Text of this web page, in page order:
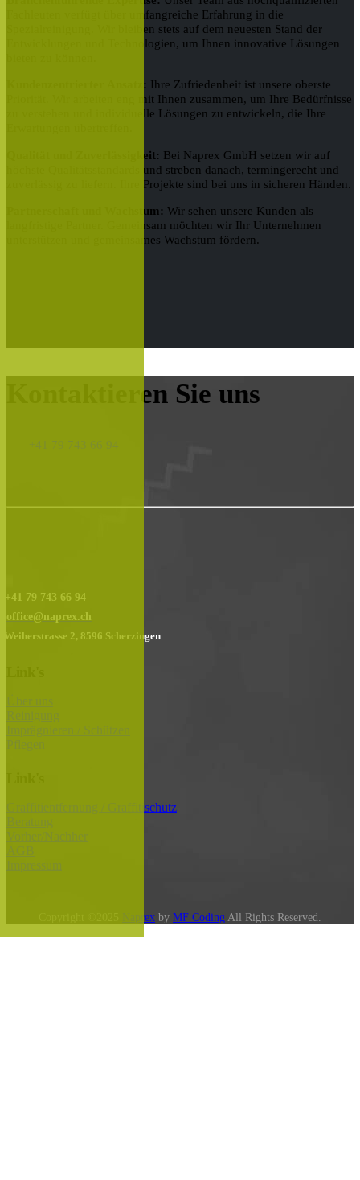
Fachleuten verfügt über umfangreiche Erfahrung in die
Spezialreinigung. Wir bleiben stets auf dem neuesten Stand der
Entwicklungen und Technologien, um Ihnen innovative Lösungen
Kundenzentrierter Ansatz: Ihre Zufriedenheit ist unsere oberste
Priorität. Wir arbeiten eng mit Ihnen zusammen, um Ihre Bedürfnisse
zu verstehen und individuelle Lösungen zu entwickeln, die Ihre
Qualität und Zuverlässigkeit: Bei Naprex GmbH setzen wir auf
höchste Qualitätsstandards und streben danach, termingerecht und
zuverlässig zu liefern. Ihre Projekte sind bei uns in sicheren Händen.
Partnerschaft und Wachstum: Wir sehen unsere Kunden als
langfristige Partner. Gemeinsam möchten wir Ihr Unternehmen
unterstützen und gemeinsames Wachstum fördern.
Kontaktieren Sie uns
+41 79 743 66 94
+41 79 743 66 94
office@naprex.ch
Weiherstrasse 2, 8596 Scherzingen
Über uns
Reinigung
Imprägnieren / Schützen
Pflegen
Graffitientfernung / Graffitischutz
Beratung
Vorher/Nachher
AGB
Impressum
Naprex by MF Coding All Rights Reserved.